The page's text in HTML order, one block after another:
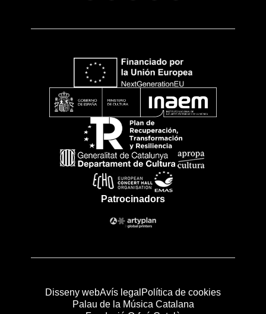
Patrocinadors
Disseny webAvís legal Política de cookies
Palau de la Música Catalana